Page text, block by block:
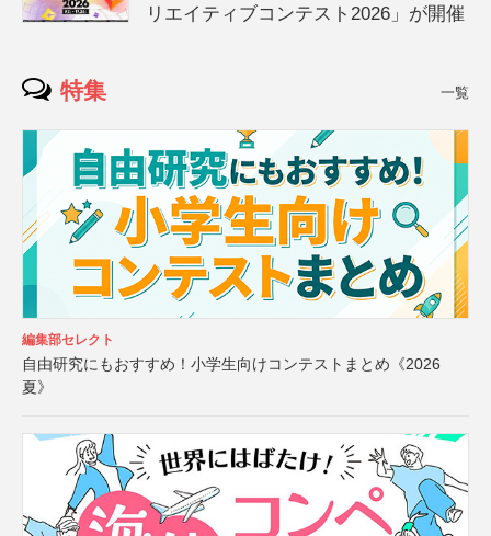
リエイティブコンテスト2026」が開催
特集 一覧
編集部セレクト
自由研究にもおすすめ！小学生向けコンテストまとめ《2026
夏》